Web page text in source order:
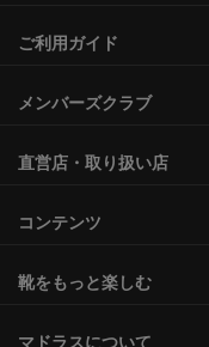
ご利用ガイド
メンバーズクラブ
直営店・取り扱い店
コンテンツ
靴をもっと楽しむ
マドラスについて